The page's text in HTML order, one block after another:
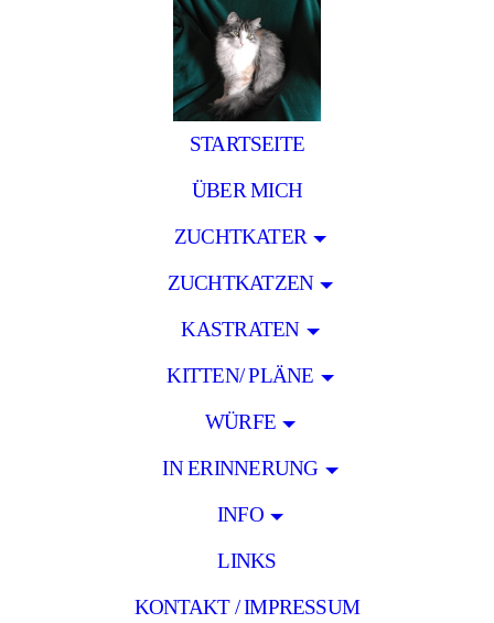
STARTSEITE
ÜBER MICH
ZUCHTKATER
ZUCHTKATZEN
KASTRATEN
KITTEN/ PLÄNE
WÜRFE
IN ERINNERUNG
INFO
LINKS
KONTAKT / IMPRESSUM